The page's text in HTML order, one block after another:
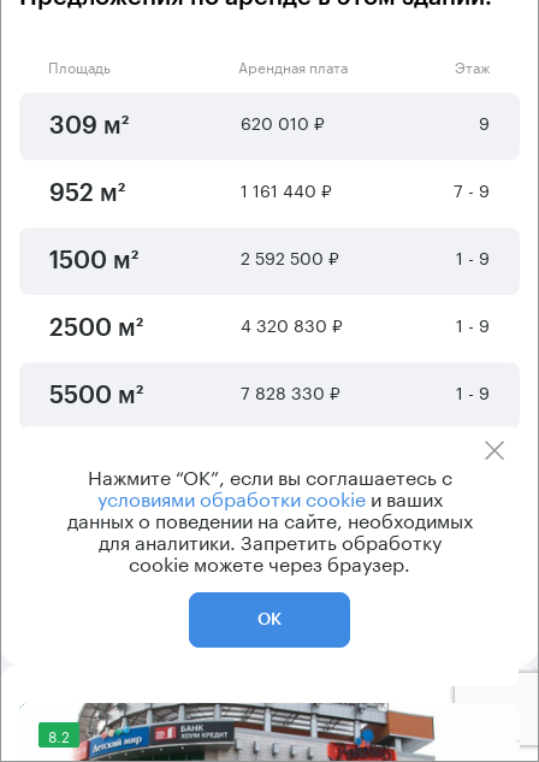
Площадь Арендная плата Этаж
309 м² 620 010 ₽ 9
952 м² 1 161 440 ₽ 7 - 9
1500 м² 2 592 500 ₽ 1 - 9
2500 м² 4 320 830 ₽ 1 - 9
5500 м² 7 828 330 ₽ 1 - 9
1 - 9
Отображается6из7предложений
Показать ещё
8.2
Нажмите “ОК”, если вы соглашаетесь с
условиями обработки cookieи ваших
данных о поведении на сайте, необходимых
для аналитики. Запретить обработку
cookie можете через браузер.
ОК